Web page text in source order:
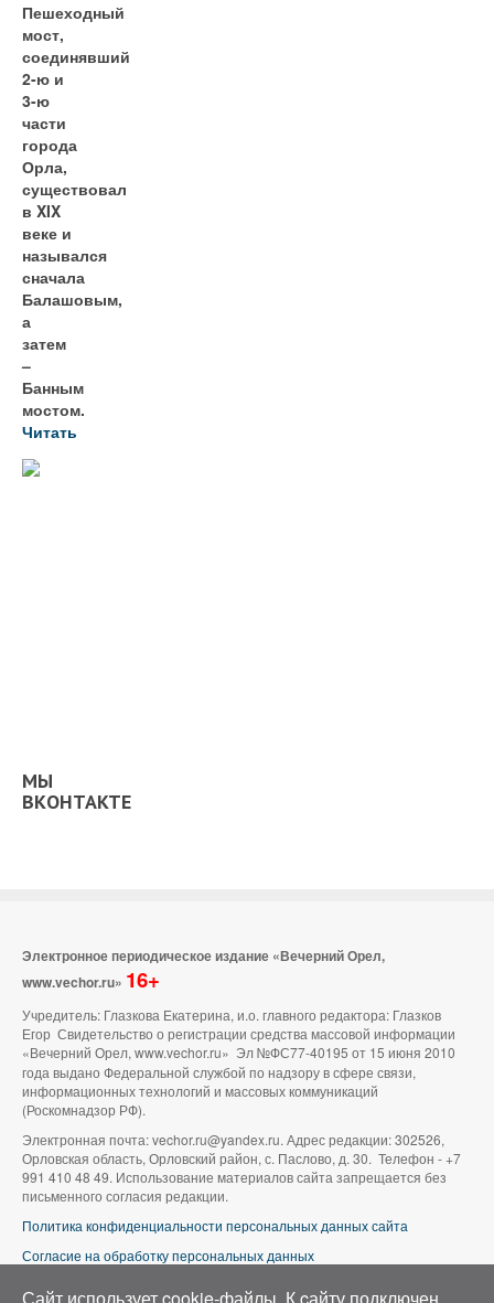
Пешеходный
мост,
соединявший
2-ю и
3-ю
части
города
Орла,
существовал
в XIX
веке и
назывался
сначала
Балашовым,
а
затем
–
Банным
мостом.
Читать
МЫ
ВКОНТАКТЕ
Электронное периодическое издание «Вечерний Орел,
www.vechor.ru» 16+
Учредитель: Глазкова Екатерина, и.о. главного редактора: Глазков
Егор Свидетельство о регистрации средства массовой информации
«Вечерний Орел, www.vechor.ru» Эл №ФС77-40195 от 15 июня 2010
года выдано Федеральной службой по надзору в сфере связи,
информационных технологий и массовых коммуникаций
(Роскомнадзор РФ).
Электронная почта: vechor.ru@yandex.ru. Адрес редакции: 302526,
Орловская область, Орловский район, с. Паслово, д. 30. Телефон - +7
991 410 48 49. Использование материалов сайта запрещается без
письменного согласия редакции.
Политика конфиденциальности персональных данных сайта
Согласие на обработку персональных данных